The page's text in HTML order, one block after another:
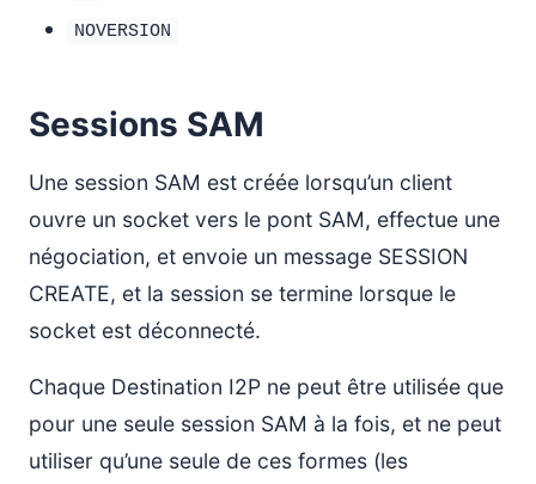
NOVERSION
Sessions SAM
Une session SAM est créée lorsqu’un client
ouvre un socket vers le pont SAM, effectue une
négociation, et envoie un message SESSION
CREATE, et la session se termine lorsque le
socket est déconnecté.
Chaque Destination I2P ne peut être utilisée que
pour une seule session SAM à la fois, et ne peut
utiliser qu’une seule de ces formes (les